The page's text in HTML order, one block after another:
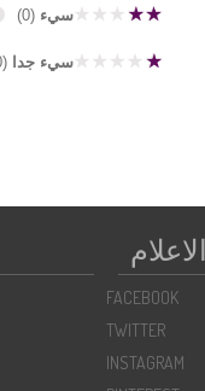
سيء (0)
سيء جدا (0)
FACEBOOK
TWITTER
INSTAGRAM